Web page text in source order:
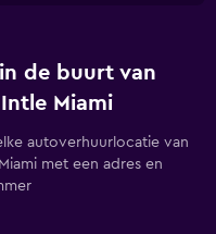
de buurt van
Miami
autoverhuurlocatie van
met een adres en